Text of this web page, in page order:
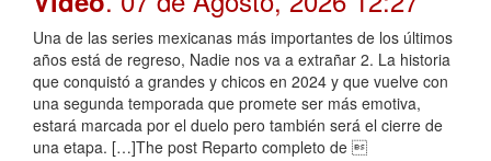
Una de las series mexicanas más importantes de los últimos
años está de regreso, Nadie nos va a extrañar 2. La historia
que conquistó a grandes y chicos en 2024 y que vuelve con
una segunda temporada que promete ser más emotiva,
estará marcada por el duelo pero también será el cierre de
una etapa. […]The post Reparto completo de 